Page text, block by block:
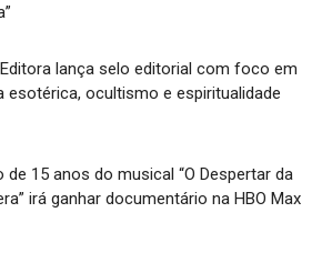
lança selo editorial com foco em
esotérica, ocultismo e espiritualidade
de 15 anos do musical “O Despertar da
irá ganhar documentário na HBO Max